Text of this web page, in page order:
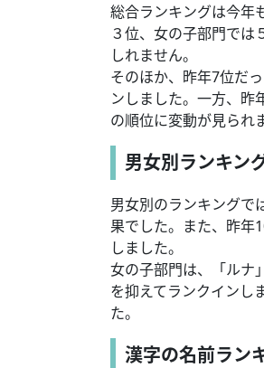
総合ランキングは今年
３位、女の子部門では
しれません。
そのほか、昨年7位だ
ンしました。一方、昨
の順位に変動が見られ
男女別ランキン
男女別のランキングで
果でした。また、昨年
しました。
女の子部門は、「ルナ
を抑えてランクインし
た。
漢字の名前ラン